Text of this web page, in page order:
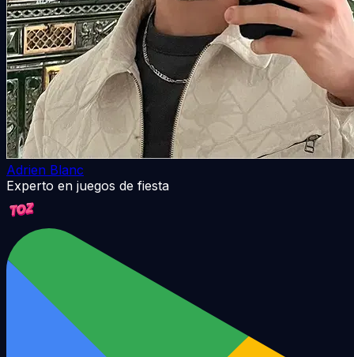
Adrien Blanc
Experto en juegos de fiesta